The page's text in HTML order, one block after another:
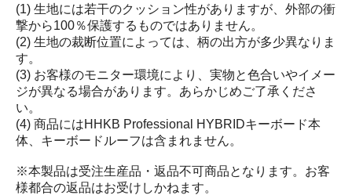
(1) 生地には若干のクッション性がありますが、外部の衝
撃から100％保護するものではありません。
(2) 生地の裁断位置によっては、柄の出方が多少異なりま
す。
(3) お客様のモニター環境により、実物と色合いやイメー
ジが異なる場合があります。あらかじめご了承くださ
い。
(4) 商品にはHHKB Professional HYBRIDキーボード本
体、キーボードルーフは含まれません。
※本製品は受注生産品・返品不可商品となります。お客
様都合の返品はお受けしかねます。